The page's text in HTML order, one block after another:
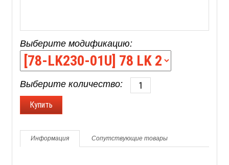
Выберите модификацию:
Выберите количество:
Информация Сопутствующие товары